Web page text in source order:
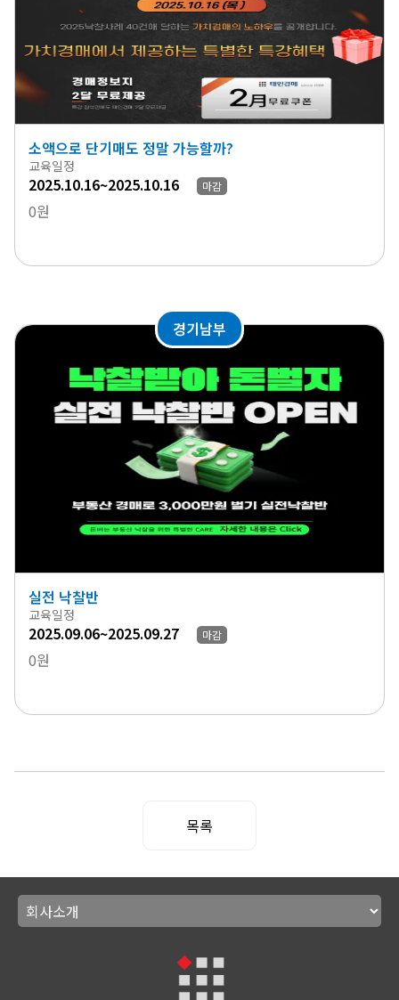
소액으로 단기매도 정말 가능할까?
교육일정
2025.10.16~2025.10.16 마감
0원
경기남부
실전 낙찰반
교육일정
2025.09.06~2025.09.27 마감
0원
목록